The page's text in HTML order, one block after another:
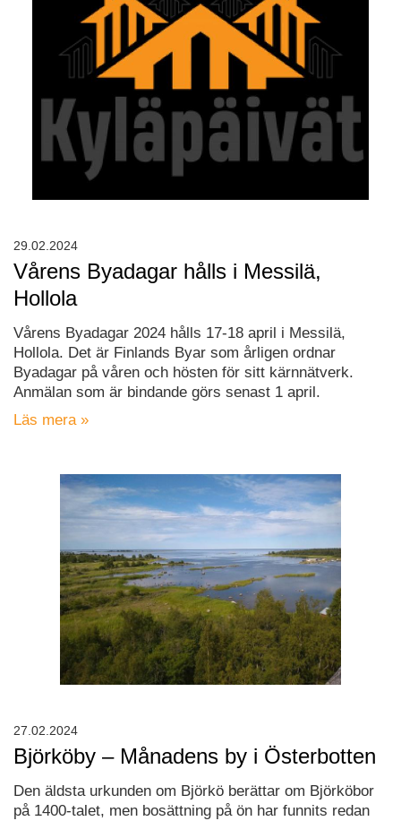
Vårens Byadagar hålls i Messilä,
Hollola
Vårens Byadagar 2024 hålls 17-18 april i Messilä,
Hollola. Det är Finlands Byar som årligen ordnar
Byadagar på våren och hösten för sitt kärnnätverk.
Anmälan som är bindande görs senast 1 april.
Läs mera »
29.02.2024
Björköby – Månadens by i Österbotten
Den äldsta urkunden om Björkö berättar om Björköbor
på 1400-talet, men bosättning på ön har funnits redan
27.02.2024